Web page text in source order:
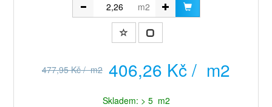
m2
477,95 Kč / m2 406,26 Kč / m2
Skladem: > 5 m2